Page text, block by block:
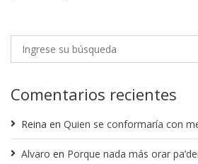
Comentarios recientes
Reina en Quien se conformaría con
Alvaro en Porque nada más orar